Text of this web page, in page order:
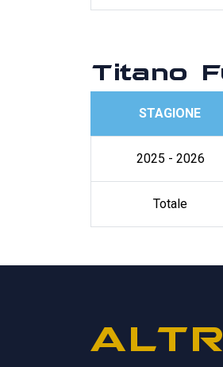
Titano
STAGIONE
2025 - 2026
Totale